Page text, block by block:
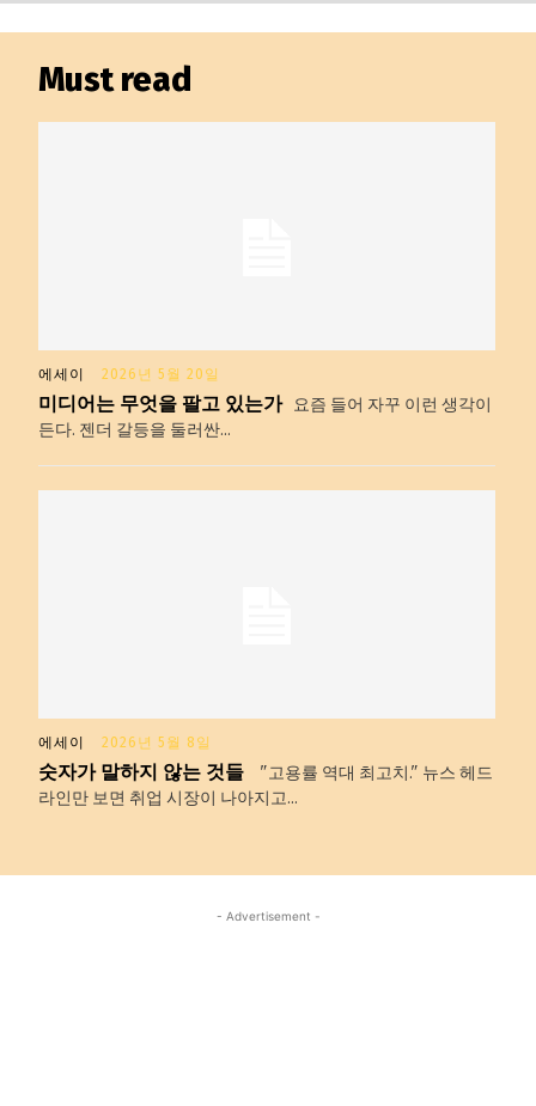
Must read
에세이 2026년 5월 20일
미디어는 무엇을 팔고 있는가 요즘 들어 자꾸 이런 생각이
든다. 젠더 갈등을 둘러싼...
에세이 2026년 5월 8일
숫자가 말하지 않는 것들
"고용률 역대 최고치." 뉴스 헤드
라인만 보면 취업 시장이 나아지고...
- Advertisement -